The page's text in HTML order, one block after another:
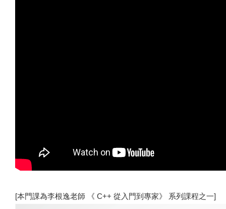
[本門課為李根逸老師 《 C++ 從入門到專家》 系列課程之一]